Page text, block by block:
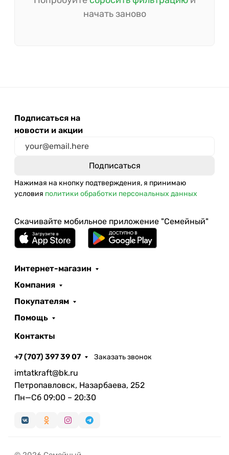
начать заново
Подписаться на
новости и акции
Нажимая на кнопку подтверждения, я принимаю
условия политики обработки персональных данных
Скачивайте мобильное приложение "Семейный"
Интернет-магазин
Компания
Покупателям
Помощь
Контакты
+7 (707) 397 39 07 Заказать звонок
imtatkraft@bk.ru
Петропавловск, Назарбаева, 252
Пн—Сб 09:00 – 20:30